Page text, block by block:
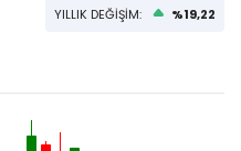
YILLIK DEĞİŞİM: %19,22